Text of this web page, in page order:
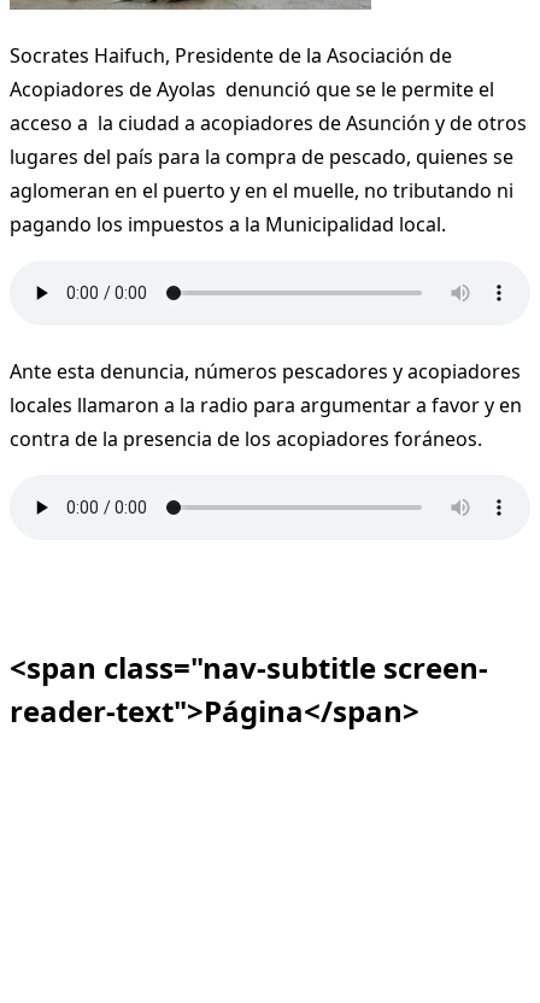
Socrates Haifuch, Presidente de la Asociación de
Acopiadores de Ayolas denunció que se le permite el
acceso a la ciudad a acopiadores de Asunción y de otros
lugares del país para la compra de pescado, quienes se
aglomeran en el puerto y en el muelle, no tributando ni
pagando los impuestos a la Municipalidad local.
Ante esta denuncia, números pescadores y acopiadores
locales llamaron a la radio para argumentar a favor y en
contra de la presencia de los acopiadores foráneos.
<span class="nav-subtitle screen-
reader-text">Página</span>